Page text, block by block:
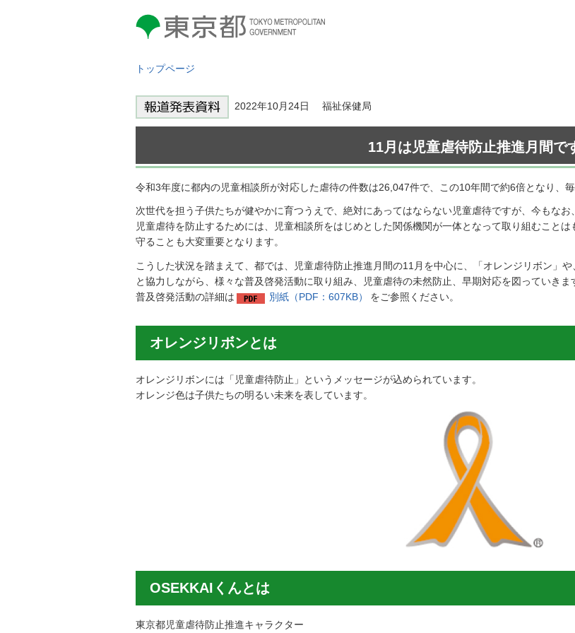
東京都 TOKYO METROPOLITAN
GOVERNMENT
トップページ
2022年10月24日 福祉保健局
11月は児童虐待防止推進月間で
令和3年度に都内の児童相談所が対応した虐待の件数は26,047件で、この10年間で約6倍となり、毎
次世代を担う子供たちが健やかに育つうえで、絶対にあってはならない児童虐待ですが、今もなお
児童虐待を防止するためには、児童相談所をはじめとした関係機関が一体となって取り組むこと
守ることも大変重要となります。
こうした状況を踏まえて、都では、児童虐待防止推進月間の11月を中心に、「オレンジリボン」
と協力しながら、様々な普及啓発活動に取り組み、児童虐待の未然防止、早期対応を図っていきま
普及啓発活動の詳細は
別紙（PDF：607KB） をご参照ください。
オレンジリボンとは
オレンジリボンには「児童虐待防止」というメッセージが込められています。
オレンジ色は子供たちの明るい未来を表しています。
OSEKKAIくんとは
東京都児童虐待防止推進キャラクター